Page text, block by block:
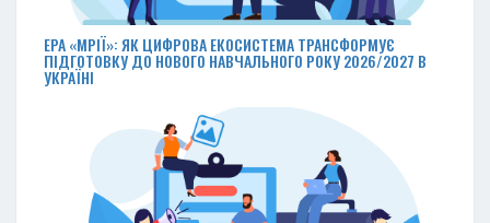
ЕРА «МРІЇ»: ЯК ЦИФРОВА ЕКОСИСТЕМА ТРАНСФОРМУЄ
ПІДГОТОВКУ ДО НОВОГО НАВЧАЛЬНОГО РОКУ 2026/2027 В
УКРАЇНІ